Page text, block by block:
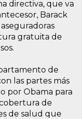
directiva, que va
Barack
gratuita de
de
las partes más
por Obama para
de
de salud que